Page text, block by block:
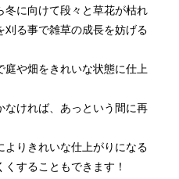
冬に向けて段々と草花が枯れ
る事で雑草の成長を妨げる
庭や畑をきれいな状態に仕上
なければ、あっという間に再
よりきれいな仕上がりになる
することもできます！